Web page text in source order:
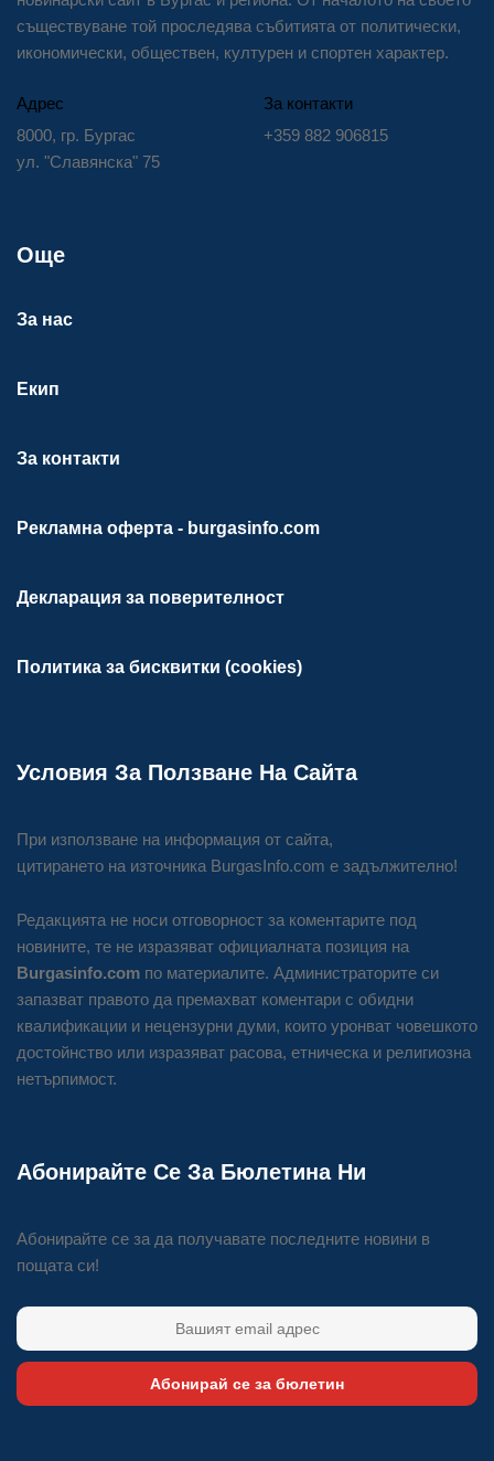
съществуване той проследява събитията от политически,
икономически, обществен, културен и спортен характер.
Адрес
8000, гр. Бургас
ул. "Славянска" 75
За контакти
+359 882 906815
Още
За нас
Екип
За контакти
Рекламна оферта - burgasinfo.com
Декларация за поверителност
Политика за бисквитки (cookies)
Условия За Ползване На Сайта
При използване на информация от сайта,
цитирането на източника BurgasInfo.com е задължително!
Редакцията не носи отговорност за коментарите под
новините, те не изразяват официалната позиция на
Burgasinfo.com по материалите. Администраторите си
запазват правото да премахват коментари с обидни
квалификации и нецензурни думи, които уронват човешкото
достойнство или изразяват расова, етническа и религиозна
нетърпимост.
Абонирайте Се За Бюлетина Ни
Абонирайте се за да получавате последните новини в
пощата си!
Абонирай се за бюлетин